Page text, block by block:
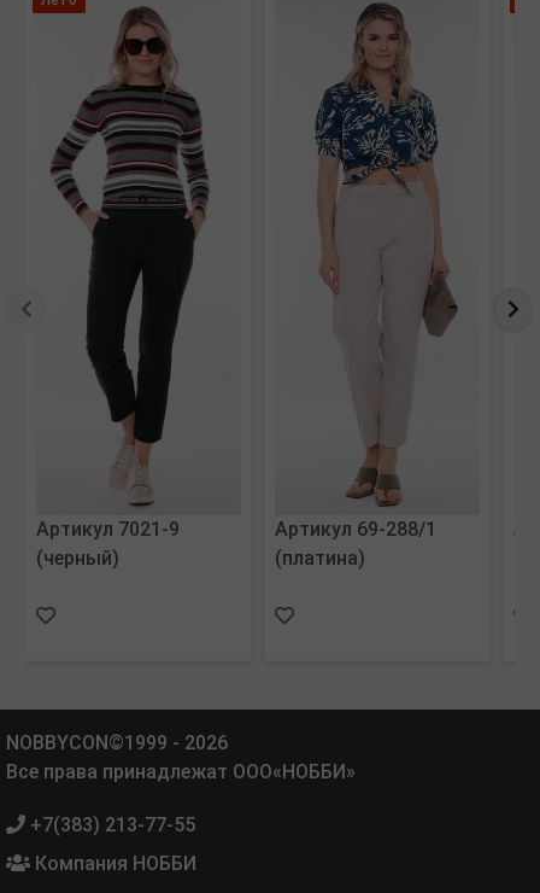
Артикул 7021-9
(черный)
Артикул 69-288/1
(платина)
NOBBYCON©1999 - 2026
Все права принадлежат ООО«НОББИ»
+7(383) 213-77-55
Компания НОББИ